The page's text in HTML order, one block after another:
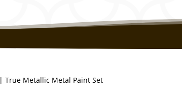
| True Metallic Metal Paint Set